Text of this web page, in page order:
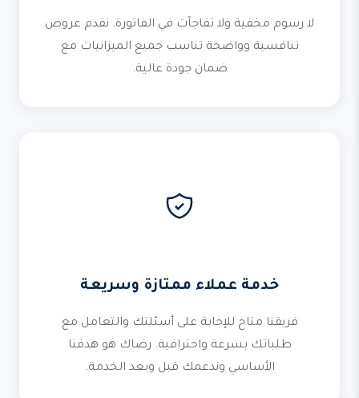
لا رسوم مخفية ولا تفاجآت في الفاتورة. نقدم عروض
تنافسية وواضحة تناسب جميع الميزانيات مع
ضمان جودة عالية.
خدمة عملاء ممتازة وسريعة
فريقنا متاح للإجابة على أسئلتك والتعامل مع
طلباتك بسرعة واحترافية. رضاك هو هدفنا
الأساسي وندعمك قبل وبعد الخدمة.